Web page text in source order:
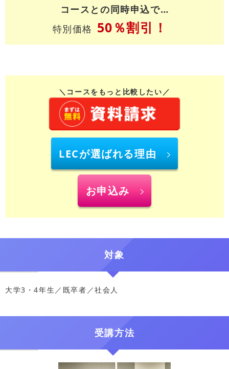
コースとの同時申込で…
特別価格 50％割引！
＼コースをもっと比較したい／
LECが選ばれる理由
お申込み
対象
大学3・4年生／既卒者／社会人
受講方法